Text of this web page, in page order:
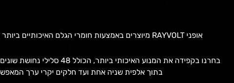
אופני RAYVOLT מיוצרים באמצעות חומרי הגלם האיכותיים ביותר המרכיבים לכם חווית רכיבה שאין שניה לה.
בחרנו בקפידה את המנוע
בתוך אלפית שניה אחת ועד חלקים יקרי ערך